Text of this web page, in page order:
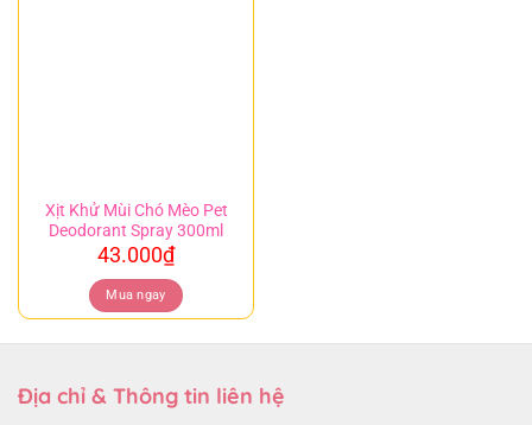
Xịt Khử Mùi Chó Mèo Pet
Deodorant Spray 300ml
43.000₫
Mua ngay
Địa chỉ & Thông tin liên hệ